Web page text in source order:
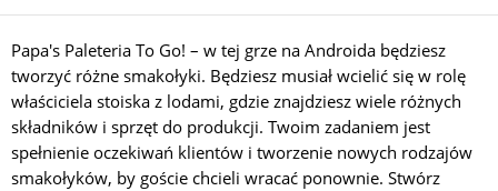
Papa's Paleteria To Go! – w tej grze na Androida będziesz
tworzyć różne smakołyki. Będziesz musiał wcielić się w rolę
właściciela stoiska z lodami, gdzie znajdziesz wiele różnych
składników i sprzęt do produkcji. Twoim zadaniem jest
spełnienie oczekiwań klientów i tworzenie nowych rodzajów
smakołyków, by goście chcieli wracać ponownie. Stwórz